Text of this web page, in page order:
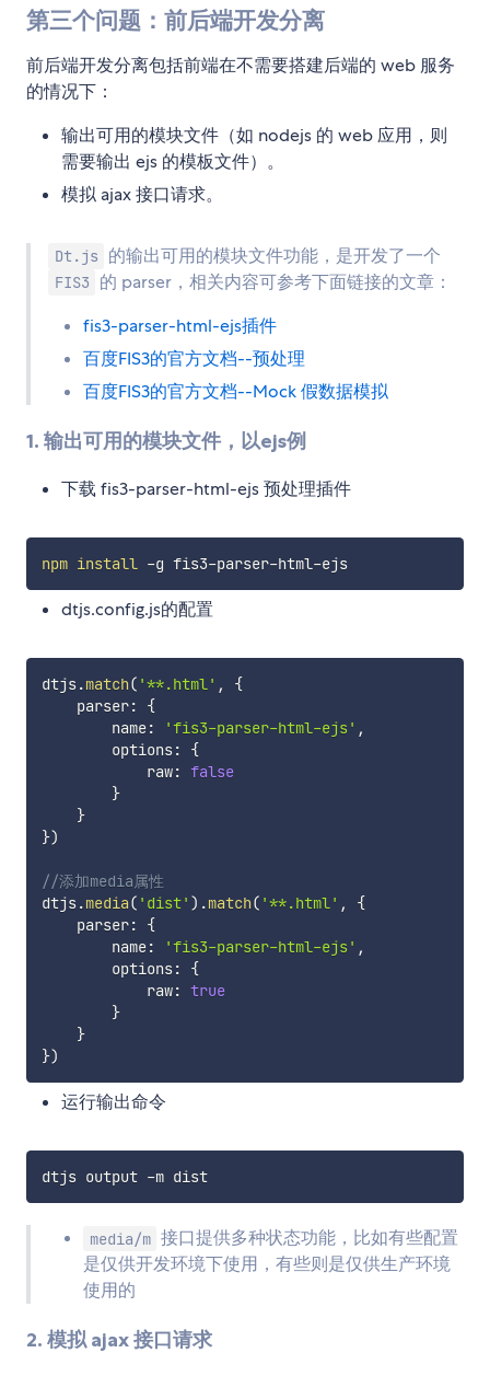
第三个问题：前后端开发分离
前后端开发分离包括前端在不需要搭建后端的 web 服务
的情况下：
输出可用的模块文件（如 nodejs 的 web 应用，则
需要输出 ejs 的模板文件）。
模拟 ajax 接口请求。
Dt.js 的输出可用的模块文件功能，是开发了一个
FIS3
的 parser，相关内容可参考下面链接的文章：
fis3-parser-html-ejs插件
百度FIS3的官方文档--预处理
百度FIS3的官方文档--Mock 假数据模拟
1. 输出可用的模块文件，以ejs例
下载 fis3-parser-html-ejs 预处理插件
npm install -g fis3-parser-html-ejs
dtjs.config.js的配置
dtjs.match( '**.html' ,
{
    parser
:
{
        name
: 'fis3-parser-html-ejs' ,
        options
:
{
            raw
: false
}
}
})
//添加media属性
dtjs.media( 'dist' ) .match( '**.html' ,
{
    parser
:
{
        name
: 'fis3-parser-html-ejs' ,
        options
:
{
            raw
: true
}
}
})
运行输出命令
dtjs output -m dist
media/m 接口提供多种状态功能，比如有些配置
是仅供开发环境下使用，有些则是仅供生产环境
使用的
2. 模拟 ajax 接口请求